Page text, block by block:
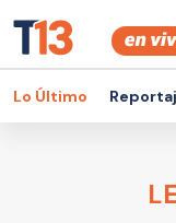
Lo Último